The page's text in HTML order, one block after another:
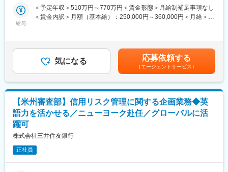
ます。英語が公用語で現地言語を習得する必要性が低い点も、働
きやすいポイントのひとつです。就労ビザは年齢、経験、学歴不
位、今のインドだからこそ希少価値の高い経験ができます。ご自
身のキャリアを成長させる醍醐味をぜひ味わっていただきたいで
※主なご提案先：上場企業オーナー、地主、開業医など、富裕層顧
客中心
承継など、信託銀行ならではの提案の幅広さがあります。お客さ
まの家族構成やライフステージに合わせて、最適なソリューショ
を行い、主軸となる事業領域を中心にキャリア採用を拡大してお
ります。
キャリア形成の一環としてトラストバンカーとしての価値を高め
おります。
給与
＜予定年収＞510万円～770万円＜賃金形態＞月給制補足事項なし
＜賃金内訳＞月額（基本給）：250,000円～360,000円＜月給＞
選考を通じて上下する可能性があります。月給(月額)は固定手当を
含めた表記です。
気になる 応募依頼する
（エージェントサービス）
【米州審査部】信用リスク管理に関する企画業務◆英
語力を活かせる／ニューヨーク赴任／グローバルに活
躍可
株式会社三井住友銀行
正社員